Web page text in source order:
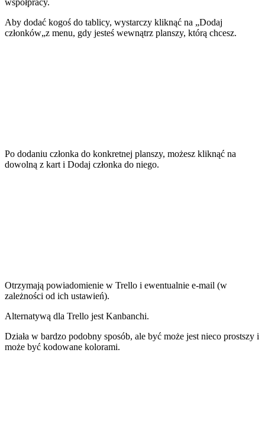
współpracy.
Aby dodać kogoś do tablicy, wystarczy kliknąć na „Dodaj
członków„z menu, gdy jesteś wewnątrz planszy, którą chcesz.
Po dodaniu członka do konkretnej planszy, możesz kliknąć na
dowolną z kart i Dodaj członka do niego.
Otrzymają powiadomienie w Trello i ewentualnie e-mail (w
zależności od ich ustawień).
Alternatywą dla Trello jestKanbanchi.
Działa w bardzo podobny sposób, ale być może jest nieco prostszy i
może być kodowane kolorami.